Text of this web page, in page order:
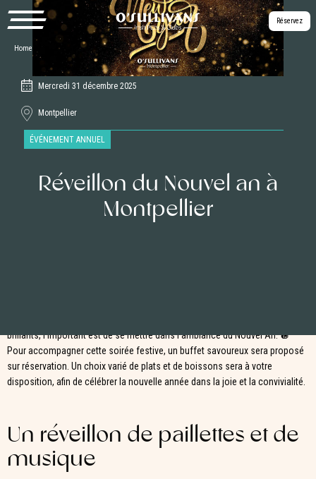
Réservez
Home Les événements Réveillon du Nouvel an à Montpellier
Mercredi 31 décembre 2025
Montpellier
ÉVÉNEMENT ANNUEL
Réveillon du Nouvel an à
Montpellier
🪩 Célébrez le Nouvel An 2026
dans une ambiance
scintillante au O’Sullivans Pub
Montpellier !
brillants, l’important est de se mettre dans l’ambiance du Nouvel An. 🪩
Pour accompagner cette soirée festive, un buffet savoureux sera proposé
sur réservation. Un choix varié de plats et de boissons sera à votre
disposition, afin de célébrer la nouvelle année dans la joie et la convivialité.
Un réveillon de paillettes et de
musique